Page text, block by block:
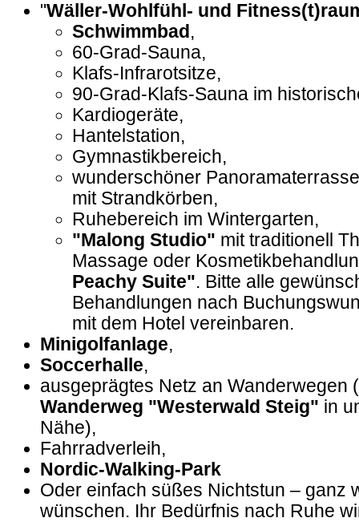
"Wäller-Wohlfühl- und
Schwimmbad ,
60-Grad-Sauna,
Klafs-Infrarotsitze,
90-Grad-Klafs-Sauna im
Kardiogeräte,
Hantelstation,
Gymnastikbereich,
wunderschöner
mit Strandkörben,
Ruhebereich im Wintergarten,
"Malong Studio" mit traditionell
Massage oder
Peachy Suite". Bitte alle
Behandlungen nach
mit dem Hotel vereinbaren.
Minigolfanlage,
Soccerhalle,
ausgeprägtes Netz an Wanderwegen
Wanderweg "Westerwald Steig" in
Nähe),
Fahrradverleih,
Nordic-Walking-Park
Oder einfach süßes Nichtstun – ganz
wünschen. Ihr Bedürfnis nach Ruhe